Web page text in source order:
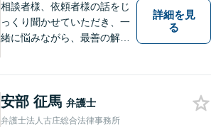
相談者様、依頼者様の話をじ
っくり聞かせていただき、一
緒に悩みながら、最善の解決
詳細を見
る
安部 征馬 弁護士
弁護士法人古庄総合法律事務所